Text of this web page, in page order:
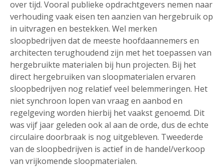
over tijd. Vooral publieke opdrachtgevers nemen naar
verhouding vaak eisen ten aanzien van hergebruik op
in uitvragen en bestekken. Wel merken
sloopbedrijven dat de meeste hoofdaannemers en
architecten terughoudend zijn met het toepassen van
hergebruikte materialen bij hun projecten. Bij het
direct hergebruiken van sloopmaterialen ervaren
sloopbedrijven nog relatief veel belemmeringen. Het
niet synchroon lopen van vraag en aanbod en
regelgeving worden hierbij het vaakst genoemd. Dit
was vijf jaar geleden ook al aan de orde, dus de echte
circulaire doorbraak is nog uitgebleven. Tweederde
van de sloopbedrijven is actief in de handel/verkoop
van vrijkomende sloopmaterialen.